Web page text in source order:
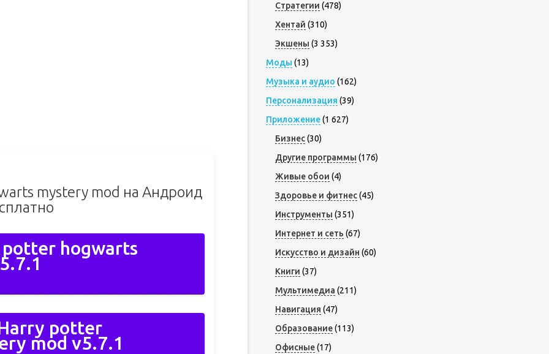
mystery mod на Андроид
hogwarts
potter
mod v5.7.1
Стратегии (478)
Хентай (310)
Экшены (3 353)
Моды (13)
Музыка и аудио (162)
Персонализация (39)
Приложение(1 627)
Бизнес(30)
Другие программы (176)
Живые обои (4)
Здоровье и фитнес(45)
Инструменты (351)
Интернет и сеть (67)
Искусство и дизайн (60)
Книги (37)
Мультимедиа (211)
Навигация (47)
Образование(113)
Офисные(17)